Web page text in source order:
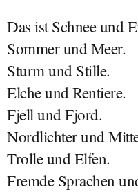
Das ist Schnee und
Sommer und Meer.
Sturm und Stille.
Elche und Rentiere.
Fjell und Fjord.
Nordlichter und
Trolle und Elfen.
Fremde Sprachen